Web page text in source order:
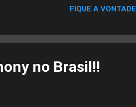
acusado de assassinato , com a
FIQUE A
no Brasil!!